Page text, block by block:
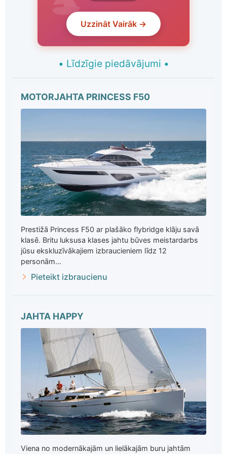
Uzzināt Vairāk →
• Līdzīgie piedāvājumi •
MOTORJAHTA PRINCESS F50
Prestižā Princess F50 ar plašāko flybridge klāju savā
klasē. Britu luksusa klases jahtu būves meistardarbs
jūsu ekskluzīvākajiem izbraucieniem līdz 12
personām...
Pieteikt izbraucienu
JAHTA HAPPY
Viena no modernākajām un lielākajām buru jahtām